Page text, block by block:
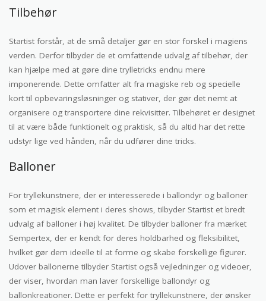
Tilbehør
Startist forstår, at de små detaljer gør en stor forskel i magiens
verden. Derfor tilbyder de et omfattende udvalg af tilbehør, der
kan hjælpe med at gøre dine trylletricks endnu mere
imponerende. Dette omfatter alt fra magiske reb og specielle
kort til opbevaringsløsninger og stativer, der gør det nemt at
organisere og transportere dine rekvisitter. Tilbehøret er designet
til at være både funktionelt og praktisk, så du altid har det rette
udstyr lige ved hånden, når du udfører dine tricks.
Balloner
For tryllekunstnere, der er interesserede i ballondyr og balloner
som et magisk element i deres shows, tilbyder Startist et bredt
udvalg af balloner i høj kvalitet. De tilbyder balloner fra mærket
Sempertex, der er kendt for deres holdbarhed og fleksibilitet,
hvilket gør dem ideelle til at forme og skabe forskellige figurer.
Udover ballonerne tilbyder Startist også vejledninger og videoer,
der viser, hvordan man laver forskellige ballondyr og
ballonkreationer. Dette er perfekt for tryllekunstnere, der ønsker